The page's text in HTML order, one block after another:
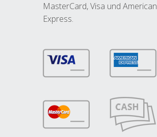
MasterCard, Visa und American
Express.